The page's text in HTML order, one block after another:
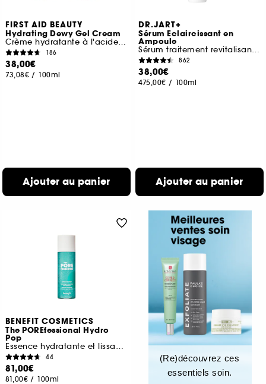
FIRST AID BEAUTY
Hydrating Dewy Gel Cream
Crème hydratante à l'acide hyaluronique + céramides
186
38,00€
73,08€ / 100ml
Ajouter au panier
DR.JART+
Sérum Eclaircissant en
Ampoule
Sérum traitement revitalisant Vitamine C
862
38,00€
475,00€ / 100ml
Ajouter au panier
BENEFIT COSMETICS
The POREfessional Hydro
Pop
Essence hydratante et lissante pour les pores
44
81,00€
81,00€ / 100ml
(Re)découvrez ces
essentiels soin.